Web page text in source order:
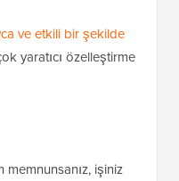
ve etkili bir şekilde
yaratıcı özelleştirme
memnunsanız, işiniz